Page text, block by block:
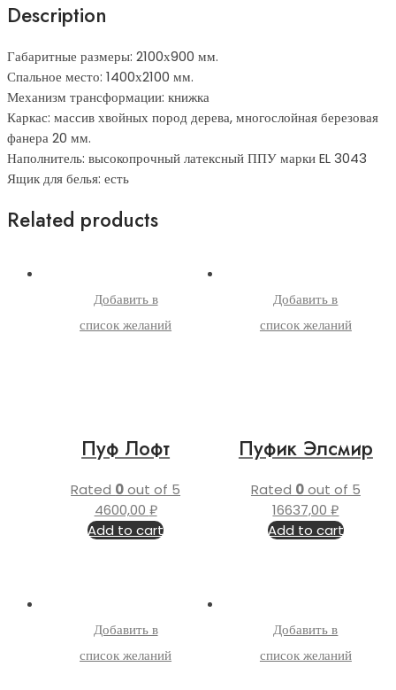
Description
Габаритные размеры: 2100х900 мм.
Спальное место: 1400х2100 мм.
Механизм трансформации: книжка
Каркас: массив хвойных пород дерева, многослойная березовая
фанера 20 мм.
Наполнитель: высокопрочный латексный ППУ марки EL 3043
Ящик для белья: есть
Related products
Добавить в
список желаний
Пуф Лофт
Rated 0out of 5
4600,00 ₽
Add to cart
Добавить в
список желаний
Пуфик Элсмир
Rated 0out of 5
16637,00₽
Add to cart
Добавить в
список желаний
Добавить в
список желаний